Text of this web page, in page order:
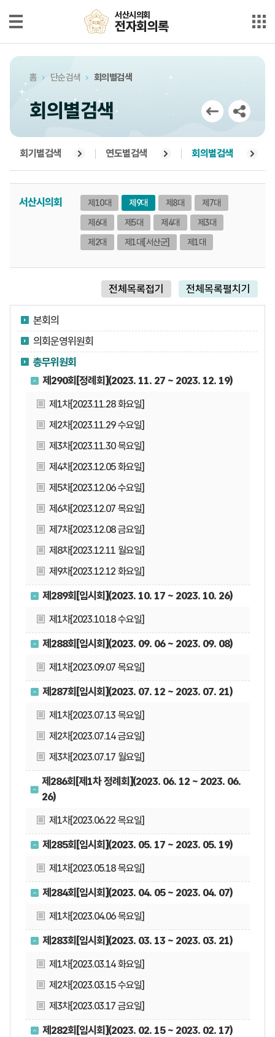
서산시의회
전자회의록
최근회의록
단순검색
상세검색
부록검색
5분자유발언
서산시의회
전자회의록
홈 단순검색 회의별검색
회의별검색
회기별검색 연도별검색 회의별검색
서산시의회 제10대 제9대 제8대
제7대
제6대
제5대 제4대
제3대
제2대
제1대[서산군] 제1대
본회의
의회운영위원회
총무위원회
전체목록접기 전체목록펼치기
제290회[정례회](2023. 11. 27 ~ 2023. 12. 19)
제1차[2023.11.28 화요일]
제2차[2023.11.29 수요일]
제3차[2023.11.30 목요일]
제4차[2023.12.05 화요일]
제5차[2023.12.06 수요일]
제6차[2023.12.07 목요일]
제7차[2023.12.08 금요일]
제8차[2023.12.11 월요일]
제9차[2023.12.12 화요일]
제289회[임시회](2023. 10. 17 ~ 2023. 10. 26)
제1차[2023.10.18 수요일]
제288회[임시회](2023. 09. 06 ~ 2023. 09. 08)
제1차[2023.09.07 목요일]
제287회[임시회](2023. 07. 12 ~ 2023. 07. 21)
제1차[2023.07.13 목요일]
제2차[2023.07.14 금요일]
제3차[2023.07.17 월요일]
제286회[제1차 정례회](2023. 06. 12 ~ 2023. 06.
26)
제1차[2023.06.22 목요일]
제285회[임시회](2023. 05. 17 ~ 2023. 05. 19)
제1차[2023.05.18 목요일]
제284회[임시회](2023. 04. 05 ~ 2023. 04. 07)
제1차[2023.04.06 목요일]
제283회[임시회](2023. 03. 13 ~ 2023. 03. 21)
제1차[2023.03.14 화요일]
제2차[2023.03.15 수요일]
제3차[2023.03.17 금요일]
제282회[임시회](2023. 02. 15 ~ 2023. 02. 17)